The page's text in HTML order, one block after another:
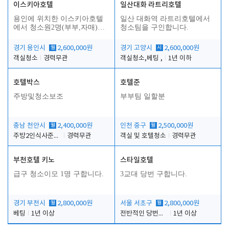
이스키아호텔
용인에 위치한 이스키아호텔
에서 청소원2명(부부,자매)을
경기 용인시
월 2,600,000원
객실청소
경력무관
일산대화 라트리호텔
일산 대화역 라트리호텔에서
청소팀을 구인합니다.
경기 고양시 시
2,600,000원
객실청소,베팅 ,
1년 이하
호텔박스
주방및청소보조
충남 천안시 월 2,400,000원
주방2인식사준비및청소린렌보조
경력무관
호텔준
부부팀 일할분
인천 중구 월 2,500,000원
객실 및 호텔청소
경력무관
부천호텔 키노
급구 청소이모 1명 구합니다.
경기 부천시 월 2,800,000원
베팅
1년 이상
스타일호텔
3교대 당번 구합니다.
서울 서초구 월 2,800,000원
전반적인 당번업무
1년 이상